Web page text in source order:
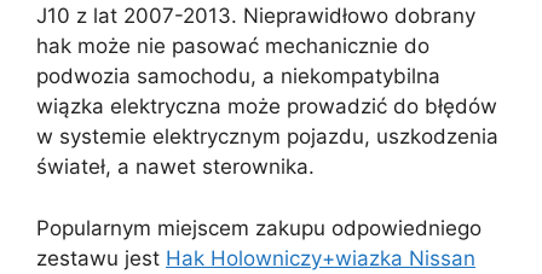
J10 z lat 2007-2013. Nieprawidłowo dobrany
hak może nie pasować mechanicznie do
podwozia samochodu, a niekompatybilna
wiązka elektryczna może prowadzić do błędów
w systemie elektrycznym pojazdu, uszkodzenia
świateł, a nawet sterownika.
Popularnym miejscem zakupu odpowiedniego
zestawu jest Hak Holowniczy+wiazka Nissan